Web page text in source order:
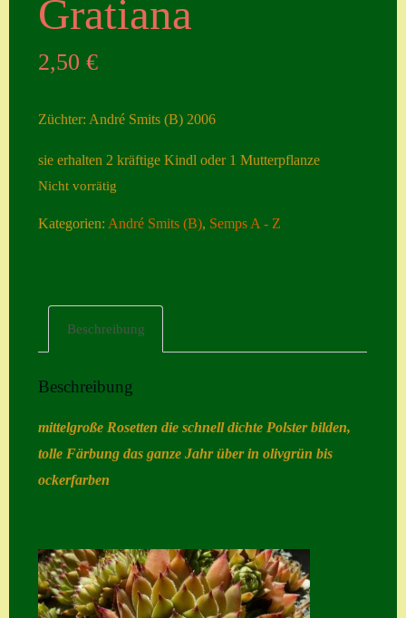
ngen
Neuheiten
Home
Kontakt
Mein Konto
Gratiana
2,50€
Züchter: André Smits (B) 2006
sie erhalten 2 kräftige Kindl oder 1 Mutterpflanze
Nicht vorrätig
Kategorien:André Smits (B), Semps A - Z
Beschreibung
Beschreibung
mittelgroße Rosetten die schnell dichte Polster bilden,
tolle Färbung das ganze Jahr über in olivgrün bis
ockerfarben